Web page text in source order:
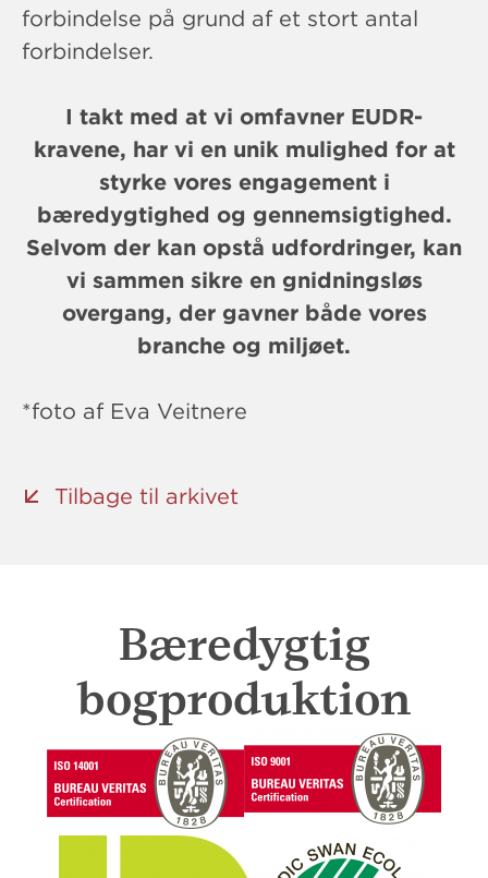
forbindelse på grund af et stort antal
forbindelser.
I takt med at vi omfavner EUDR-
kravene, har vi en unik mulighed for at
styrke vores engagement i
bæredygtighed og gennemsigtighed.
Selvom der kan opstå udfordringer, kan
vi sammen sikre en gnidningsløs
overgang, der gavner både vores
branche og miljøet.
*foto af Eva Veitnere
Tilbage til arkivet
Bæredygtig
bogproduktion